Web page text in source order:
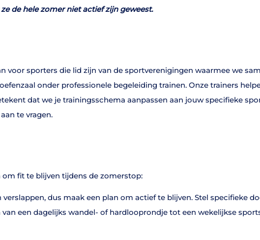
de hele zomer niet actief zijn geweest.
sporters die lid zijn van de sportverenigingen waarmee we
onder professionele begeleiding trainen. Onze trainers
dat we je trainingsschema aanpassen aan jouw specifieke
te vragen.
fit te blijven tijdens de zomerstop:
dus maak een plan om actief te blijven. Stel specifieke
een dagelijks wandel- of hardlooprondje tot een wekelijkse